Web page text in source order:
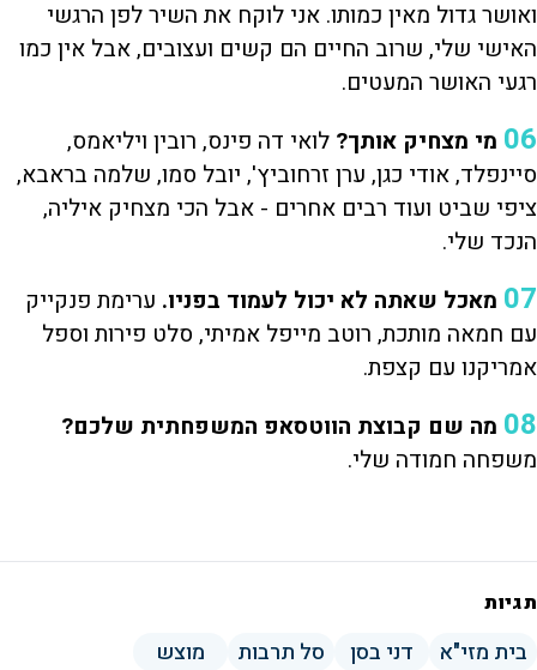
ואושר גדול מאין כמותו. אני לוקח את השיר לפן הרגשי
האישי שלי, שרוב החיים הם קשים ועצובים, אבל אין כמו
רגעי האושר המעטים.
06 מי מצחיק אותך? לואי דה פינס, רובין ויליאמס,
סיינפלד, אודי כגן, ערן זרחוביץ', יובל סמו, שלמה בראבא,
ציפי שביט ועוד רבים אחרים - אבל הכי מצחיק איליה,
הנכד שלי.
07 מאכל שאתה לא יכול לעמוד בפניו. ערימת פנקייק
עם חמאה מותכת, רוטב מייפל אמיתי, סלט פירות וספל
אמריקנו עם קצפת.
08 מה שם קבוצת הווטסאפ המשפחתית שלכם?
משפחה חמודה שלי.
תגיות
בית מזי"א דני בסן סל תרבות מוצש